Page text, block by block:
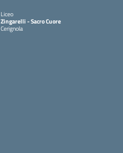
Liceo
Zingarelli - Sacro Cuore
Cerignola
— Visita la pagina iniziale della scuola